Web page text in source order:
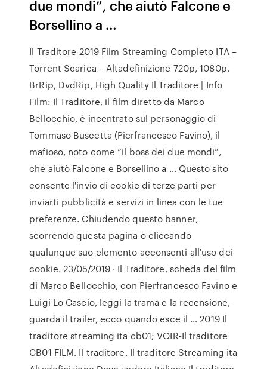
due mondi”, che aiutò Falcone e
Borsellino a …
Il Traditore 2019 Film Streaming Completo ITA –
Torrent Scarica – Altadefinizione 720p, 1080p,
BrRip, DvdRip, High Quality Il Traditore | Info
Film: Il Traditore, il film diretto da Marco
Bellocchio, è incentrato sul personaggio di
Tommaso Buscetta (Pierfrancesco Favino), il
mafioso, noto come “il boss dei due mondi”,
che aiutò Falcone e Borsellino a … Questo sito
consente l'invio di cookie di terze parti per
inviarti pubblicità e servizi in linea con le tue
preferenze. Chiudendo questo banner,
scorrendo questa pagina o cliccando
qualunque suo elemento acconsenti all'uso dei
cookie. 23/05/2019 · Il Traditore, scheda del film
di Marco Bellocchio, con Pierfrancesco Favino e
Luigi Lo Cascio, leggi la trama e la recensione,
guarda il trailer, ecco quando esce il … 2019 Il
traditore streaming ita cb01; VOIR-Il traditore
CB01 FILM. Il traditore. Il traditore Streaming ita